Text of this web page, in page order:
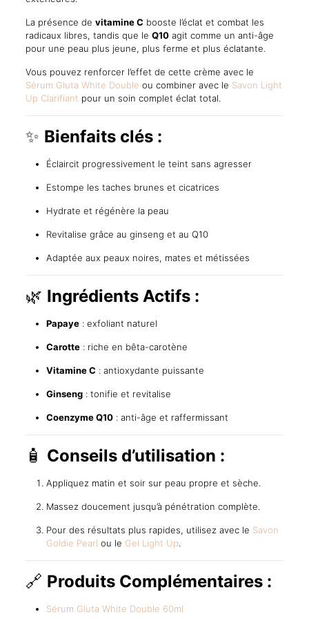
La présence de vitamine C booste l’éclat et combat les
radicaux libres, tandis que le Q10agit comme un anti-âge
pour une peau plus jeune, plus ferme et plus éclatante.
Vous pouvez renforcer l’effet de cette crème avec le
Sérum Gluta White Double ou combiner avec le Savon Light
Up Clarifiant pour un soin complet éclat total.
✨ Bienfaits clés :
Éclaircit progressivement le teint sans agresser
Estompe les taches brunes et cicatrices
Hydrate et régénère la peau
Revitalise grâce au ginseng et au Q10
Adaptée aux peaux noires, mates et métissées
🌿 Ingrédients Actifs :
Papaye: exfoliant naturel
Carotte: riche en bêta-carotène
Vitamine C : antioxydante puissante
Ginseng: tonifie et revitalise
Coenzyme Q10: anti-âge et raffermissant
🧴 Conseils d’utilisation :
Appliquez matin et soir sur peau propre et sèche.
Massez doucement jusqu’à pénétration complète.
Pour des résultats plus rapides, utilisez avec le Savon
Goldie Pearl ou le Gel Light Up.
🔗 Produits Complémentaires :
Sérum Gluta White Double 60ml